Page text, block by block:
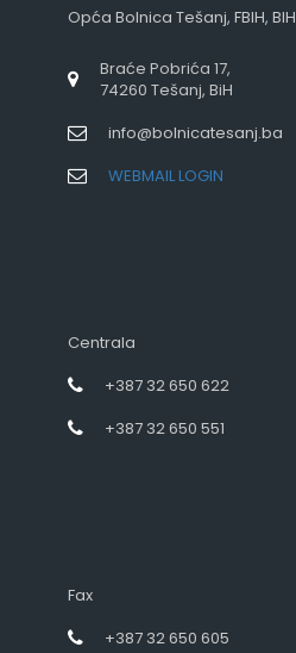
Opća Bolnica Tešanj, FBIH, BIH
Braće Pobrića 17,
74260 Tešanj, BiH
info@bolnicatesanj.ba
WEBMAIL LOGIN
Centrala
+387 32 650 622
+387 32 650 551
Fax
+387 32 650 605